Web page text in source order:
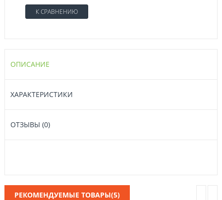
К СРАВНЕНИЮ
ОПИСАНИЕ
ХАРАКТЕРИСТИКИ
ОТЗЫВЫ (0)
РЕКОМЕНДУЕМЫЕ ТОВАРЫ(5)